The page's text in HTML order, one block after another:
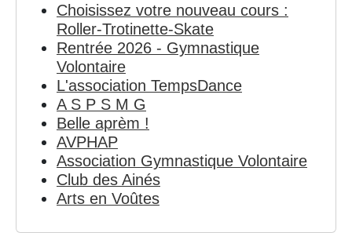
Choisissez votre nouveau cours :
Roller-Trotinette-Skate
Rentrée 2026 - Gymnastique
Volontaire
L'association TempsDance
A S P S M G
Belle aprèm !
AVPHAP
Association Gymnastique Volontaire
Club des Ainés
Arts en Voûtes